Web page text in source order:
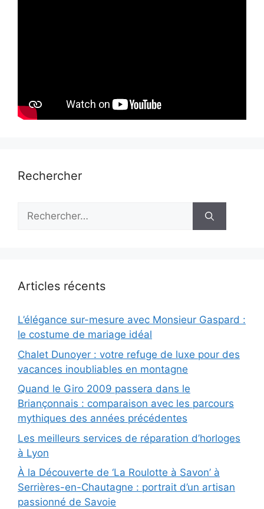
Rechercher
Rechercher :
Articles récents
L’élégance sur-mesure avec Monsieur Gaspard :
le costume de mariage idéal
Chalet Dunoyer : votre refuge de luxe pour des
vacances inoubliables en montagne
Quand le Giro 2009 passera dans le
Briançonnais : comparaison avec les parcours
mythiques des années précédentes
Les meilleurs services de réparation d’horloges
à Lyon
À la Découverte de ‘La Roulotte à Savon’ à
Serrières-en-Chautagne : portrait d’un artisan
passionné de Savoie